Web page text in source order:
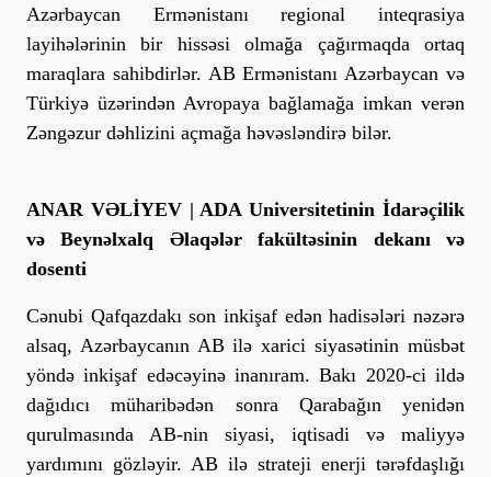
Azərbaycan Ermənistanı regional inteqrasiya
layihələrinin bir hissəsi olmağa çağırmaqda ortaq
maraqlara sahibdirlər. AB Ermənistanı Azərbaycan və
Türkiyə üzərindən Avropaya bağlamağa imkan verən
Zəngəzur dəhlizini açmağa həvəsləndirə bilər.
ANAR VƏLİYEV | ADA Universitetinin İdarəçilik
və Beynəlxalq Əlaqələr fakültəsinin dekanı və
dosenti
Cənubi Qafqazdakı son inkişaf edən hadisələri nəzərə
alsaq, Azərbaycanın AB ilə xarici siyasətinin müsbət
yöndə inkişaf edəcəyinə inanıram. Bakı 2020-ci ildə
dağıdıcı müharibədən sonra Qarabağın yenidən
qurulmasında AB-nin siyasi, iqtisadi və maliyyə
yardımını gözləyir. AB ilə strateji enerji tərəfdaşlığı